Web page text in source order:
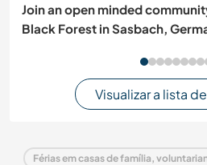
Join an open minded
Black Forest in Sasbach,
Visualizar a lista
Férias em casas de família,